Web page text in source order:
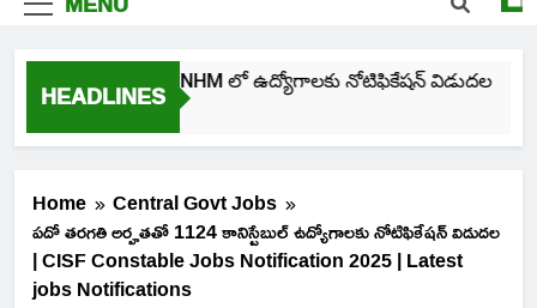
HEADLINES
తెలంగాణ NHM లో ఉద్యోగాలకు నోటిఫికేషన్ విడుదల
Home
Central Govt Jobs
పదో తరగతి అర్హతతో 1124 కానిస్టేబుల్ ఉద్యోగాలకు నోటిఫికేషన్ విడుదల
| CISF Constable Jobs Notification 2025 | Latest
jobs Notifications